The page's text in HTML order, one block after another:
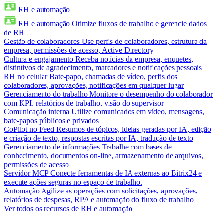
RH e automação
RH e automação Otimize fluxos de trabalho e gerencie dados
de RH
Gestão de colaboradores Use perfis de colaboradores, estrutura da
empresa, permissões de acesso, Active Directory
Cultura e engajamento Receba notícias da empresa, enquetes,
distintivos de agradecimento, marcadores e notificações pessoais
RH no celular Bate-papo, chamadas de vídeo, perfis dos
colaboradores, aprovações, notificações em qualquer lugar
Gerenciamento do trabalho Monitore o desempenho do colaborador
com KPI, relatórios de trabalho, visão do supervisor
Comunicação interna Utilize comunicados em vídeo, mensagens,
bate-papos públicos e privados
CoPilot no Feed Resumos de tópicos, ideias geradas por IA, edição
e criação de texto, respostas escritas por IA, tradução de texto
Gerenciamento de informações Trabalhe com bases de
conhecimento, documentos on-line, armazenamento de arquivos,
permissões de acesso
Servidor MCP Conecte ferramentas de IA externas ao Bitrix24 e
execute ações seguras no espaço de trabalho.
Automação Agilize as operações com solicitações, aprovações,
relatórios de despesas, RPA e automação do fluxo de trabalho
Ver todos os recursos de RH e automação